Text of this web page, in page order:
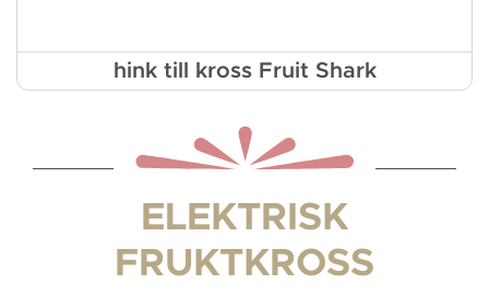
hink till kross Fruit Shark
ELEKTRISK
FRUKTKROSS